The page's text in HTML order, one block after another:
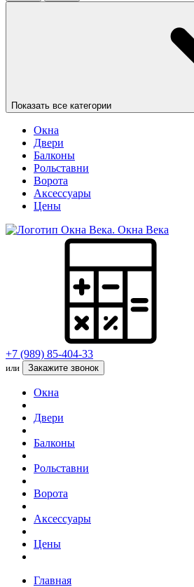
Показать все категории
Окна
Двери
Балконы
Рольставни
Ворота
Аксессуары
Цены
Окна Века
+7 (989) 85-404-33
или Закажите звонок
Окна
Двери
Балконы
Рольставни
Ворота
Аксессуары
Цены
Главная